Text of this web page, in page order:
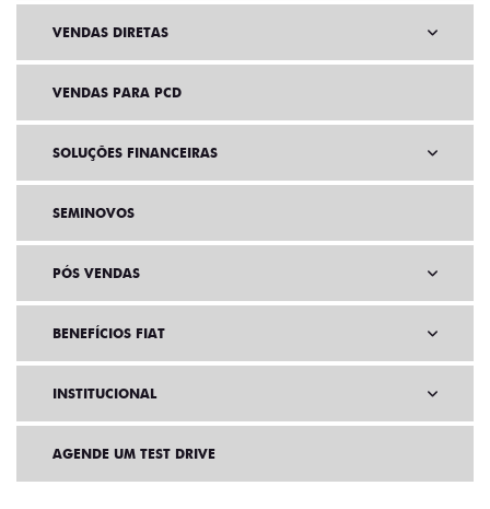
VENDAS DIRETAS
VENDAS PARA PCD
SOLUÇÕES FINANCEIRAS
SEMINOVOS
PÓS VENDAS
BENEFÍCIOS FIAT
INSTITUCIONAL
AGENDE UM TEST DRIVE